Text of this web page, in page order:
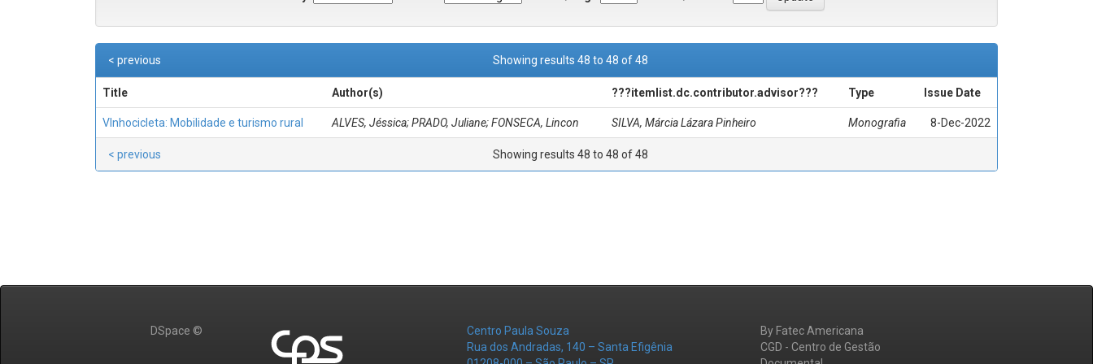
Showing results 48 to 48 of 48
< previous
Title Author(s) ???itemlist.dc.contributor.advisor??? Type Issue Date
VInhocicleta: Mobilidade e turismo rural ALVES, Jéssica; PRADO, Juliane; FONSECA, Lincon SILVA, Márcia Lázara Pinheiro Monografia 8-Dec-2022
Showing results 48 to 48 of 48
< previous
DSpace ©
Centro Paula Souza
Rua dos Andradas, 140 – Santa Efigênia
By Fatec Americana
CGD - Centro de Gestão